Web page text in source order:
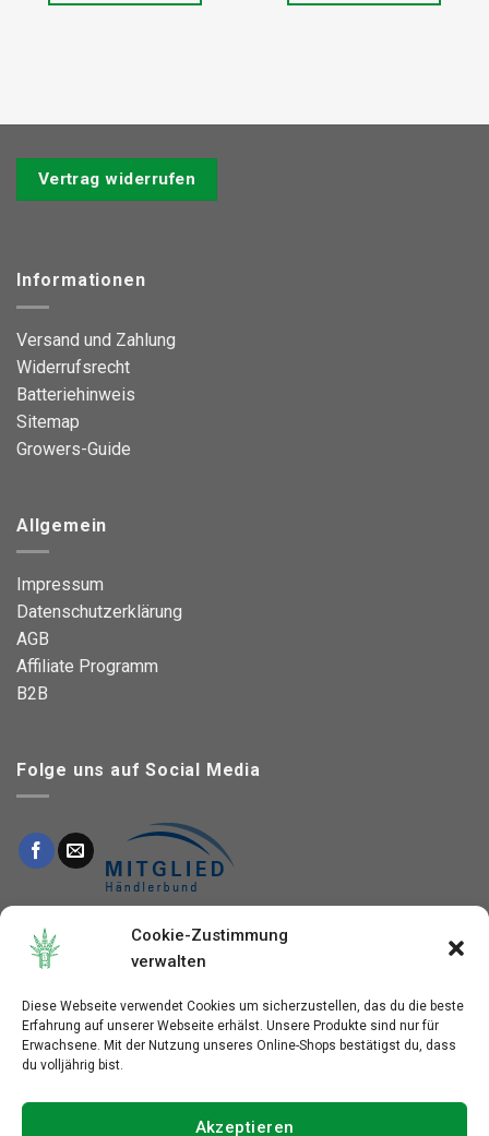
Cookie-Zustimmung
verwalten
Diese Webseite verwendet Cookies um sicherzustellen, das du die beste
Erfahrung auf unserer Webseite erhälst. Unsere Produkte sind nur für
Erwachsene. Mit der Nutzung unseres Online-Shops bestätigst du, dass
du volljährig bist.
Akzeptieren
auf.
Optionen
können
gewählt
auf.
Vertrag widerrufen
Informationen
Versand und Zahlung
Widerrufsrecht
Batteriehinweis
Sitemap
Growers-Guide
Allgemein
Impressum
Datenschutzerklärung
AGB
Affiliate Programm
B2B
Folge uns auf Social Media
Privacy Policy
and
Terms of Serviceapply.